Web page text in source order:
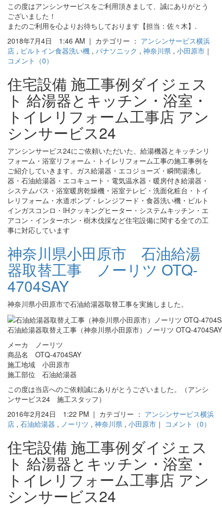
この度はアンシンサービスをご利用頂きまして、誠にありがとう
ございました！
またのご利用を心よりお待ちしております【担当：佐々木】.
2018年7月4日 1:46 AM | カテゴリー ： アンシンサービス横浜
店 , ビルトイン食器洗い機 , パナソニック , 神奈川県 , 小田原市 ｜
コメント（0）
住宅設備 施工事例ダイジェス
ト 給湯器とキッチン・浴室・
トイレリフォーム工事店 アン
シンサービス24
アンシンサービス24にご依頼いただいた、給湯機器とキッチンリ
フォーム・浴室リフォーム・トイレリフォーム工事の施工事例を
ご紹介していきます。ガス給湯器・エコジョーズ・瞬間湯沸し
器・石油給湯器・エコキュート・電気温水器・暖房付き給湯器・
システムバス・浴室暖房乾燥機・浴室テレビ・洗面化粧台・トイ
レリフォーム・水道ポンプ・レンジフード・食器洗い機・ビルト
インガスコンロ・IHクッキングヒーター・システムキッチン・エ
アコン・インターホン・樹木伐採など住宅設備に関する全ての工
事に対応しています
神奈川県小田原市 石油給湯
器取替工事 ノーリツ OTQ-
4704SAY
神奈川県小田原市で石油給湯器取替工事を実施しました。
石油給湯器取替え工事（神奈川県小田原市）ノーリツ OTQ-4704SAY
メーカ ノーリツ
商品名 OTQ-4704SAY
施工地域 小田原市
施工部位 石油給湯器
この度は当店へのご依頼誠にありがとうございました。（アンシ
ンサービス24 施工スタッフ）
2016年2月24日 1:22 PM | カテゴリー ： アンシンサービス横浜
店 , 石油給湯器 , ノーリツ , 神奈川県 , 小田原市 ｜ コメント（0）
住宅設備 施工事例ダイジェス
ト 給湯器とキッチン・浴室・
トイレリフォーム工事店 アン
シンサービス24